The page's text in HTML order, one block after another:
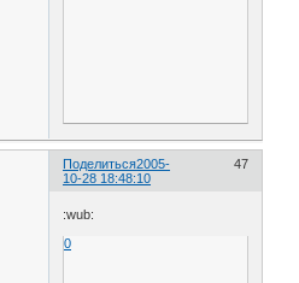
Поделиться 47
2005-
10-28 18:48:10
:wub:
0